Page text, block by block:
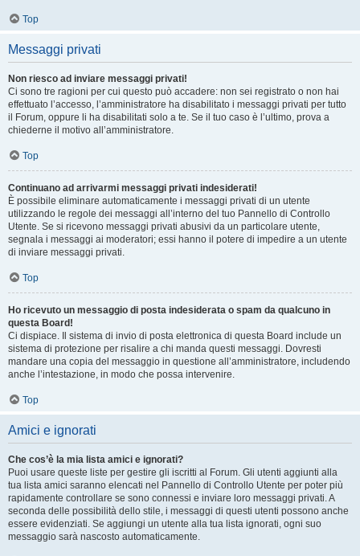
Top
Messaggi privati
Non riesco ad inviare messaggi privati!
Ci sono tre ragioni per cui questo può accadere: non sei registrato o non hai
effettuato l’accesso, l’amministratore ha disabilitato i messaggi privati per tutto
il Forum, oppure li ha disabilitati solo a te. Se il tuo caso è l’ultimo, prova a
chiederne il motivo all’amministratore.
Top
Continuano ad arrivarmi messaggi privati indesiderati!
È possibile eliminare automaticamente i messaggi privati ​​di un utente
utilizzando le regole dei messaggi all’interno del tuo Pannello di Controllo
Utente. Se si ricevono messaggi privati ​​abusivi da un particolare utente,
segnala i messaggi ai moderatori; essi hanno il potere di impedire a un utente
di inviare messaggi privati​​.
Top
Ho ricevuto un messaggio di posta indesiderata o spam da qualcuno in
questa Board!
Ci dispiace. Il sistema di invio di posta elettronica di questa Board include un
sistema di protezione per risalire a chi manda questi messaggi. Dovresti
mandare una copia del messaggio in questione all’amministratore, includendo
anche l’intestazione, in modo che possa intervenire.
Top
Amici e ignorati
Che cos’è la mia lista amici e ignorati?
Puoi usare queste liste per gestire gli iscritti al Forum. Gli utenti aggiunti alla
tua lista amici saranno elencati nel Pannello di Controllo Utente per poter più
rapidamente controllare se sono connessi e inviare loro messaggi privati. A
seconda delle possibilità dello stile, i messaggi di questi utenti possono anche
essere evidenziati. Se aggiungi un utente alla tua lista ignorati, ogni suo
messaggio sarà nascosto automaticamente.